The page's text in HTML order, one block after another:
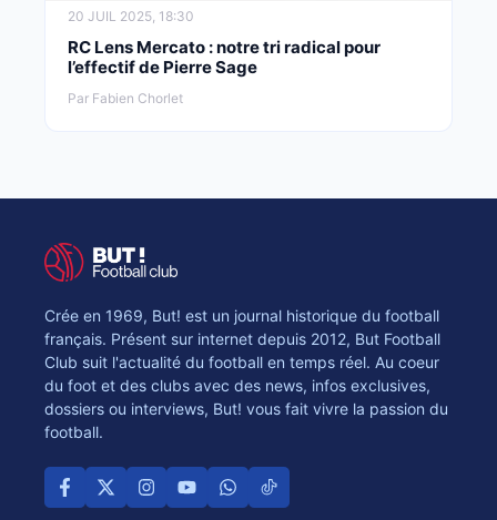
20 JUIL 2025, 18:30
RC Lens Mercato : notre tri radical pour
l’effectif de Pierre Sage
Par Fabien Chorlet
Crée en 1969, But! est un journal historique du football
français. Présent sur internet depuis 2012, But Football
Club suit l'actualité du football en temps réel. Au coeur
du foot et des clubs avec des news, infos exclusives,
dossiers ou interviews, But! vous fait vivre la passion du
football.